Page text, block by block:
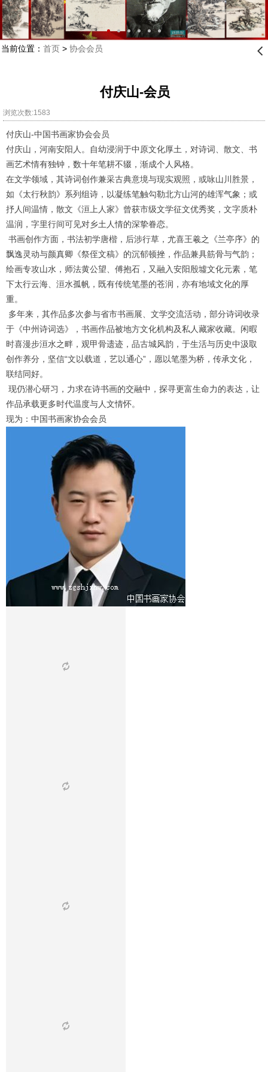
1 2
当前位置： 首页> 协会会员 󰊒
付庆山-会员
浏览次数:1583
付庆山-中国书画家协会会员
付庆山，河南安阳人。自幼浸润于中原文化厚土，对诗词、散文、书
画艺术情有独钟，数十年笔耕不辍，渐成个人风格。
在文学领域，其诗词创作兼采古典意境与现实观照，或咏山川胜景，
如《太行秋韵》系列组诗，以凝练笔触勾勒北方山河的雄浑气象；或
抒人间温情，散文《洹上人家》曾获市级文学征文优秀奖，文字质朴
温润，字里行间可见对乡土人情的深挚眷恋。
书画创作方面，书法初学唐楷，后涉行草，尤喜王羲之《兰亭序》的
飘逸灵动与颜真卿《祭侄文稿》的沉郁顿挫，作品兼具筋骨与气韵；
绘画专攻山水，师法黄公望、傅抱石，又融入安阳殷墟文化元素，笔
下太行云海、洹水孤帆，既有传统笔墨的苍润，亦有地域文化的厚
重。
多年来，其作品多次参与省市书画展、文学交流活动，部分诗词收录
于《中州诗词选》，书画作品被地方文化机构及私人藏家收藏。闲暇
时喜漫步洹水之畔，观甲骨遗迹，品古城风韵，于生活与历史中汲取
创作养分，坚信“文以载道，艺以通心”，愿以笔墨为桥，传承文化，
联结同好。
现仍潜心研习，力求在诗书画的交融中，探寻更富生命力的表达，让
作品承载更多时代温度与人文情怀。
现为：中国书画家协会会员